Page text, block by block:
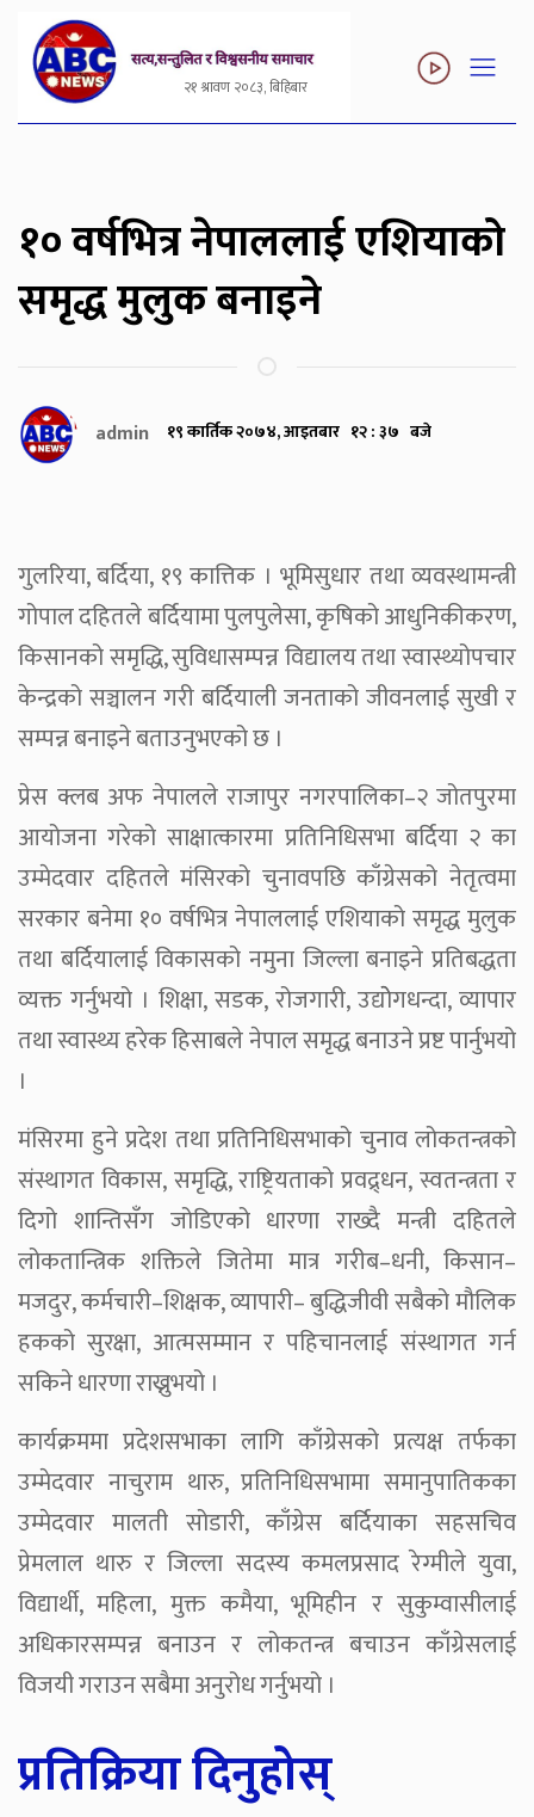
२१ श्रावण २०८३, बिहिबार
१० वर्षभित्र नेपाललाई एशियाको
समृद्ध मुलुक बनाइने
admin १९ कार्तिक २०७४, आइतबार १२ : ३७ बजे
गुलरिया, बर्दिया, १९ कात्तिक । भूमिसुधार तथा व्यवस्थामन्त्री
गोपाल दहितले बर्दियामा पुलपुलेसा, कृषिको आधुनिकीकरण,
किसानको समृद्धि, सुविधासम्पन्न विद्यालय तथा स्वास्थ्योपचार
केन्द्रको सञ्चालन गरी बर्दियाली जनताको जीवनलाई सुखी र
सम्पन्न बनाइने बताउनुभएको छ ।
प्रेस क्लब अफ नेपालले राजापुर नगरपालिका–२ जोतपुरमा
आयोजना गरेको साक्षात्कारमा प्रतिनिधिसभा बर्दिया २ का
उम्मेदवार दहितले मंसिरको चुनावपछि काँग्रेसको नेतृत्वमा
सरकार बनेमा १० वर्षभित्र नेपाललाई एशियाको समृद्ध मुलुक
तथा बर्दियालाई विकासको नमुना जिल्ला बनाइने प्रतिबद्धता
व्यक्त गर्नुभयो । शिक्षा, सडक, रोजगारी, उद्योेगधन्दा, व्यापार
तथा स्वास्थ्य हरेक हिसाबले नेपाल समृद्ध बनाउने प्रष्ट पार्नुभयो
।
मंसिरमा हुने प्रदेश तथा प्रतिनिधिसभाको चुनाव लोकतन्त्रको
संस्थागत विकास, समृद्धि, राष्ट्रियताको प्रवद्र्धन, स्वतन्त्रता र
दिगो शान्तिसँग जोडिएको धारणा राख्दै मन्त्री दहितले
लोकतान्त्रिक शक्तिले जितेमा मात्र गरीब–धनी, किसान–
मजदुर, कर्मचारी–शिक्षक, व्यापारी– बुद्धिजीवी सबैको मौलिक
हकको सुरक्षा, आत्मसम्मान र पहिचानलाई संस्थागत गर्न
सकिने धारणा राख्नुभयो ।
कार्यक्रममा प्रदेशसभाका लागि काँग्रेसको प्रत्यक्ष तर्फका
उम्मेदवार नाचुराम थारु, प्रतिनिधिसभामा समानुपातिकका
उम्मेदवार मालती सोडारी, काँग्रेस बर्दियाका सहसचिव
प्रेमलाल थारु र जिल्ला सदस्य कमलप्रसाद रेग्मीले युवा,
विद्यार्थी, महिला, मुक्त कमैया, भूमिहीन र सुकुम्वासीलाई
अधिकारसम्पन्न बनाउन र लोकतन्त्र बचाउन काँग्रेसलाई
विजयी गराउन सबैमा अनुरोध गर्नुभयो ।
प्रतिक्रिया दिनुहोस्